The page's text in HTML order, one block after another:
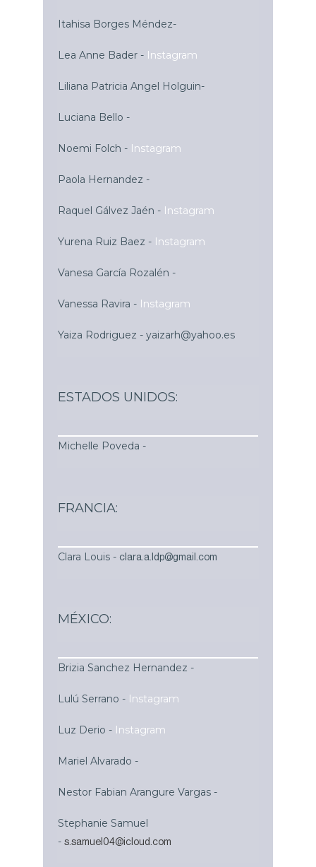
Itahisa Borges Méndez-
Lea Anne Bader - Instagram
Liliana Patricia Angel Holguin-
Luciana Bello -
Noemi Folch - Instagram
Paola Hernandez -
Raquel Gálvez Jaén - Instagram
Yurena Ruiz Baez - Instagram
Vanesa García Rozalén -
Vanessa Ravira - Instagram
Yaiza Rodriguez - yaizarh@yahoo.es
ESTADOS UNIDOS:
Michelle Poveda -
FRANCIA:
Clara Louis - clara.a.ldp@gmail.com
MÉXICO:
Brizia Sanchez Hernandez -
Lulú Serrano - Instagram
Luz Derio - Instagram
Mariel Alvarado -
Nestor Fabian Arangure Vargas -
Stephanie Samuel
- s.samuel04@icloud.com